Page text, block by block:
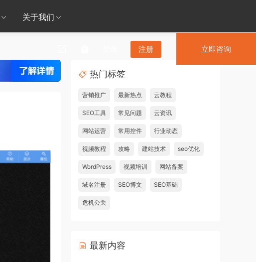
关于我们
注册 立即咨询
热门标签
营销推广 最新热点 云教程
SEO工具 常见问题 云资讯
网站运营 常用控件 行业动态
视频教程 攻略 建站技术 seo优化
WordPress 视频培训 网站备案
域名注册 SEO博文 SEO基础
危机公关
最新内容